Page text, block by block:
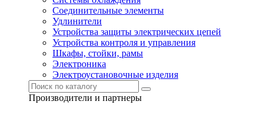
Соединительные элементы
Удлинители
Устройства защиты электрических цепей
Устройства контроля и управления
Шкафы, стойки, рамы
Электроника
Электроустановочные изделия
Производители и партнеры